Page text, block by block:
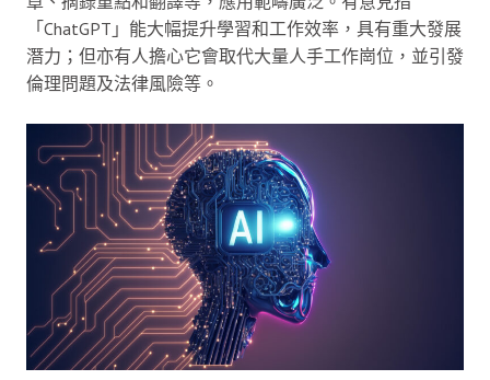
「ChatGPT」能大幅提升學習和工作效率，具有重大發展
潛力；但亦有人擔心它會取代大量人手工作崗位，並引發
倫理問題及法律風險等。